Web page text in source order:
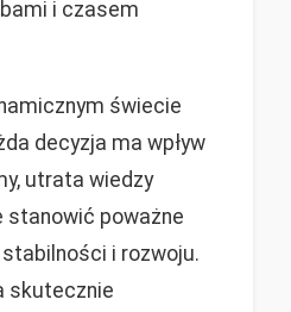
i czasem
świecie
decyzja ma wpływ
utrata wiedzy
stanowić poważne
i rozwoju.
skutecznie